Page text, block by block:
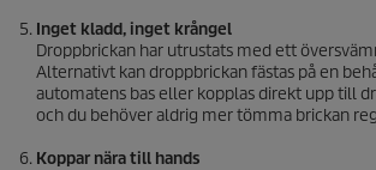
Inget kladd, inget krångel
Droppbrickan har utrustats med ett
Alternativt kan droppbrickan fästas på en
automatens bas eller kopplas direkt upp till
och du behöver aldrig mer tömma brickan
Koppar nära till hands